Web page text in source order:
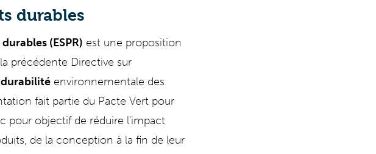
durables
(ESPR) est une proposition
précédente Directive sur
durabilité environnementale des
fait partie du Pacte Vert pour
pour objectif de réduire l'impact
de la conception à la fin de leur